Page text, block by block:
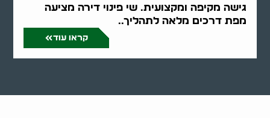
גישה מקיפה ומקצועית. שי פינוי דירה מציעה
מפת דרכים מלאה לתהליך..
קראו עוד